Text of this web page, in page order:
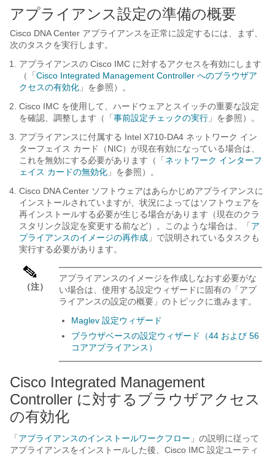
アプライアンス設定の準備の概要
Cisco DNA Center アプライアンスを正常に設定するには、まず、
次のタスクを実行します。
アプライアンスの Cisco IMC に対するアクセスを有効にします
（「 Cisco Integrated Management Controller へのブラウザア
クセスの有効化 」を参照）。
Cisco IMC を使用して、ハードウェアとスイッチの重要な設定
を確認、調整します（「 事前設定チェックの実行 」を参照）。
アプライアンスに付属する Intel X710-DA4 ネットワーク イン
ターフェイス カード（NIC）が現在有効になっている場合は、
これを無効にする必要があります（「 ネットワーク インターフ
ェイス カードの無効化 」を参照）。
Cisco DNA Center ソフトウェアはあらかじめアプライアンスに
インストールされていますが、状況によってはソフトウェアを
再インストールする必要が生じる場合があります（現在のクラ
スタリンク設定を変更する前など）。このような場合は、「 ア
プライアンスのイメージの再作成 」で説明されているタスクも
実行する必要があります。
（注）
アプライアンスのイメージを作成しなおす必要がな
い場合は、使用する設定ウィザードに固有の「アプ
ライアンスの設定の概要」のトピックに進みます。
Maglev 設定ウィザード
ブラウザベースの設定ウィザード（44 および 56
コアアプライアンス）
Cisco Integrated Management
Controller に対するブラウザアクセス
の有効化
「 アプライアンスのインストールワークフロー 」の説明に従って
アプライアンスをインストールした後、Cisco IMC 設定ユーティ